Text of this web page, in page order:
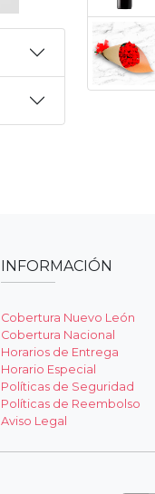
INFORMACIÓN
Cobertura Nuevo León
Cobertura Nacional
Horarios de Entrega
Horario Especial
Políticas de Seguridad
Políticas de Reembolso
Aviso Legal